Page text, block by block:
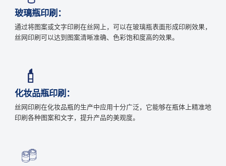
玻璃瓶印刷：
通过将图案或文字印刷在丝网上，可以在玻璃瓶表面形成印刷效果，
丝网印刷可以达到图案清晰准确、色彩饱和度高的效果。
化妆品瓶印刷：
丝网印刷在化妆品瓶的生产中应用十分广泛，它能够在瓶体上精准地
印刷各种图案和文字，提升产品的美观度。